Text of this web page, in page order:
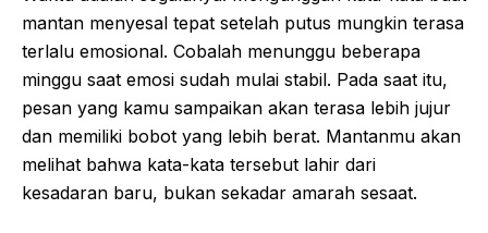
mantan menyesal tepat setelah putus mungkin terasa
terlalu emosional. Cobalah menunggu beberapa
minggu saat emosi sudah mulai stabil. Pada saat itu,
pesan yang kamu sampaikan akan terasa lebih jujur
dan memiliki bobot yang lebih berat. Mantanmu akan
melihat bahwa kata-kata tersebut lahir dari
kesadaran baru, bukan sekadar amarah sesaat.